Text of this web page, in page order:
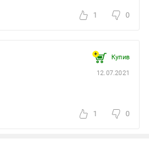
1 0
Купив
12.07.2021
1 0